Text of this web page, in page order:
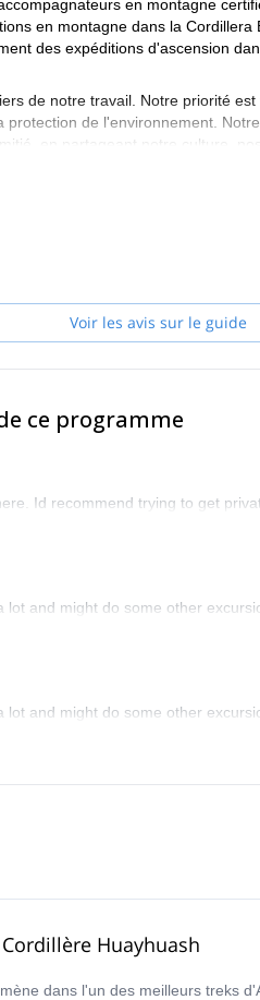
en montagne
en montagne dans la
des expéditions d'ascension
de notre travail. Notre priorité
de l'environnement.
en partageant notre culture,
inoubliable.
Voir les avis sur le guide
ce programme
Id recommend trying to get
and might do some other
and might do some other
Huayhuash
dans l'un des meilleurs treks